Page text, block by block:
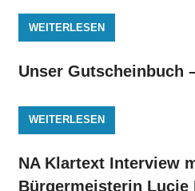
WEITERLESEN
Unser Gutscheinbuch
WEITERLESEN
NA Klartext Interview
Bürgermeisterin Lucie